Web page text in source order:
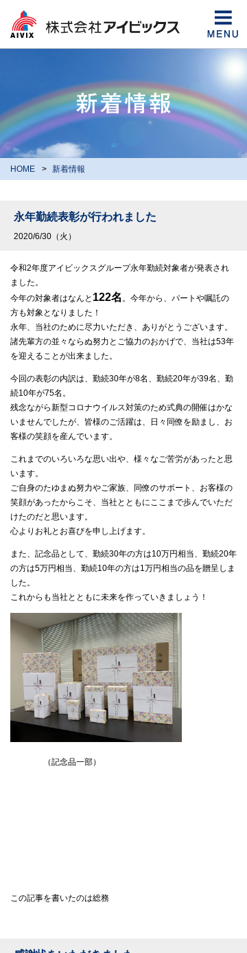
HOME 新着情報
永年勤続表彰が行われました
2020/6/30（火）
令和2年度アイビックスグループ永年勤続対象者が発表され
ました。
今年の対象者はなんと 122名 。今年から、パートや嘱託の
方も対象となりました！
永年、当社のために尽力いただき、ありがとうございます。
諸先輩方の並々ならぬ努力とご協力のおかげで、当社は53年
を迎えることが出来ました。
今回の表彰の内訳は、勤続30年が8名、勤続20年が39名、勤
続10年が75名。
残念ながら新型コロナウイルス対策のため式典の開催はかな
いませんでしたが、皆様のご活躍は、日々同僚を励まし、お
客様の笑顔を産んでいます。
これまでのいろいろな思い出や、様々なご苦労があったと思
います。
ご自身のたゆまぬ努力やご家族、同僚のサポート、お客様の
笑顔があったからこそ、当社とともにここまで歩んでいただ
けたのだと思います。
心よりお礼とお喜びを申し上げます。
また、記念品として、勤続30年の方は10万円相当、勤続20年
の方は5万円相当、勤続10年の方は1万円相当の品を贈呈しま
した。
これからも当社とともに未来を作っていきましょう！
（記念品一部）
この記事を書いたのは総務